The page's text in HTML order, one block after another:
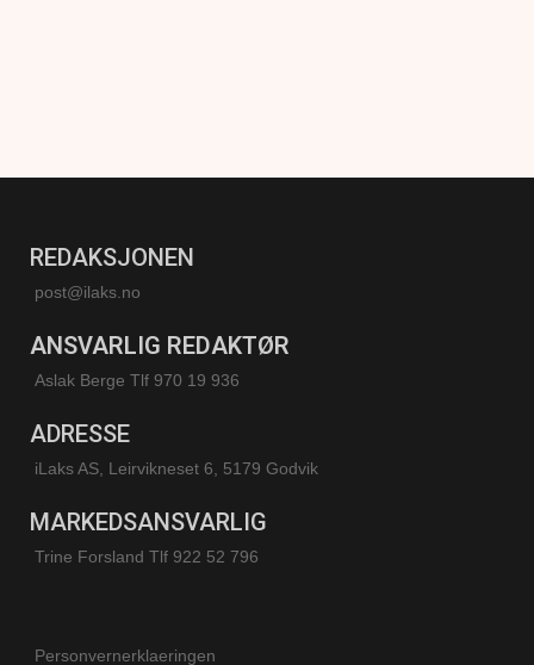
REDAKSJONEN
post@ilaks.no
ANSVARLIG REDAKTØR
Aslak Berge Tlf 970 19 936
ADRESSE
iLaks AS, Leirvikneset 6, 5179 Godvik
MARKEDSANSVARLIG
Trine Forsland Tlf 922 52 796
Personvernerklaeringen